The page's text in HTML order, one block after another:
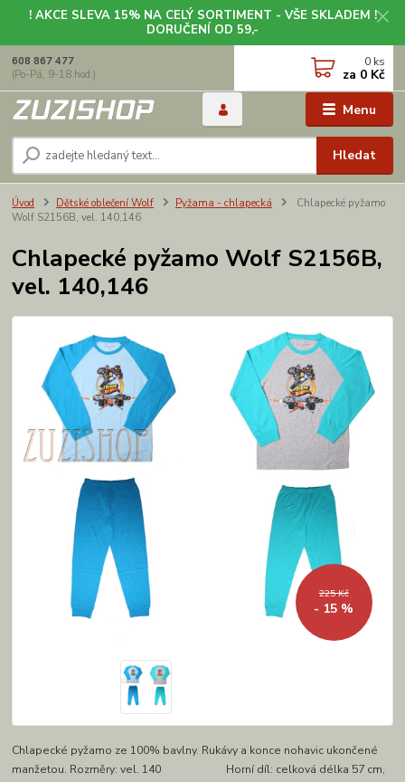
! AKCE SLEVA 15% NA CELÝ SORTIMENT - VŠE SKLADEM !
DORUČENÍ OD 59,-
Menu
Hledat
608 867 477
(Po-Pá, 9-18 hod.)
0 ks
za 0 Kč
Úvod Dětské oblečení Wolf Pyžama - chlapecká
Chlapecké pyžamo
Wolf S2156B, vel. 140,146
Chlapecké pyžamo Wolf S2156B,
vel. 140,146
225 Kč
- 15 %
Chlapecké pyžamo ze 100% bavlny. Rukávy a konce nohavic ukončené
manžetou. Rozměry: vel. 140 Horní díl: celková délka 57 cm,